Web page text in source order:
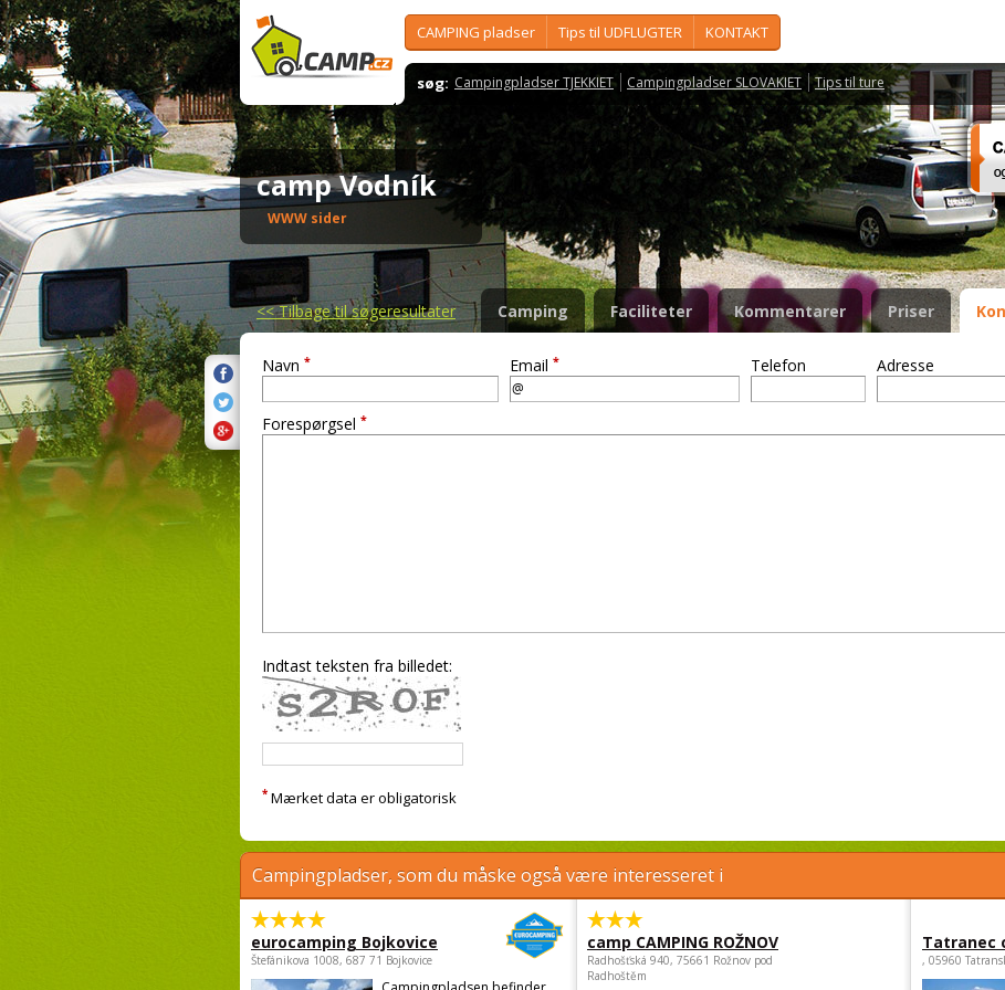
CAMPING pladser Tips til UDFLUGTER KONTAKT
søg: Campingpladser TJEKKIET Campingpladser SLOVAKIET Tips til ture
camp Vodník
WWW sider
<<Tilbage til søgeresultater Camping Faciliteter Kommentarer Priser
Navn * Email * Telefon Adresse
Forespørgsel *
Indtast teksten fra billedet:
* Mærket data er obligatorisk
Campingpladser, som du måske også være interesseret i
eurocamping Bojkovice
Štefánikova 1008, 687 71 Bojkovice
camp CAMPING ROŽNOV
Radhošťská 940, 75661 Rožnov pod
Radhoštěm
Tatranec
, 05960